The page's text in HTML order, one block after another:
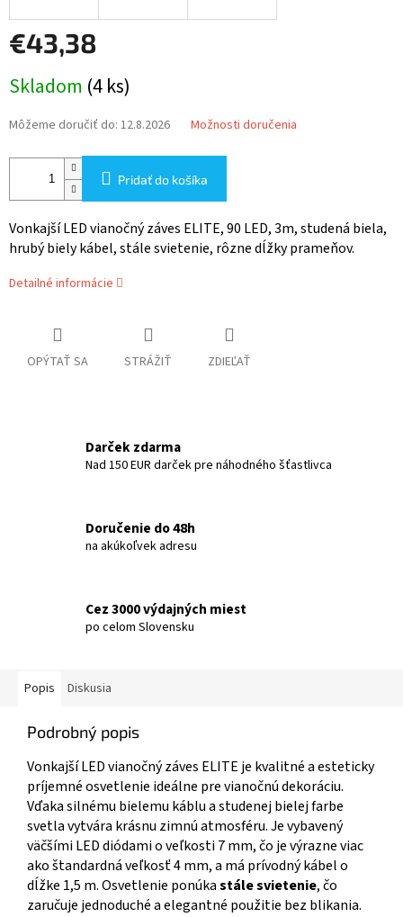
€43,38
cena:
Skladom (4 ks)
Môžeme doručiť do: 12.8.2026 Možnosti doručenia
Pridať do košíka
Vonkajší LED vianočný záves ELITE, 90 LED, 3m, studená biela,
hrubý biely kábel, stále svietenie, rôzne dĺžky prameňov.
Detailné informácie
OPÝTAŤ SA STRÁŽIŤ ZDIEĽAŤ
Darček zdarma
Nad 150 EUR darček pre náhodného šťastlivca
Doručenie do 48h
na akúkoľvek adresu
Cez 3000 výdajných miest
po celom Slovensku
Popis Diskusia
Podrobný popis
Vonkajší LED vianočný záves ELITE je kvalitné a esteticky
príjemné osvetlenie ideálne pre vianočnú dekoráciu.
Vďaka silnému bielemu káblu a studenej bielej farbe
svetla vytvára krásnu zimnú atmosféru. Je vybavený
väčšími LED diódami o veľkosti 7 mm, čo je výrazne viac
ako štandardná veľkosť 4 mm, a má prívodný kábel o
dĺžke 1,5 m. Osvetlenie ponúkastále svietenie, čo
zaručuje jednoduché a elegantné použitie bez blikania.